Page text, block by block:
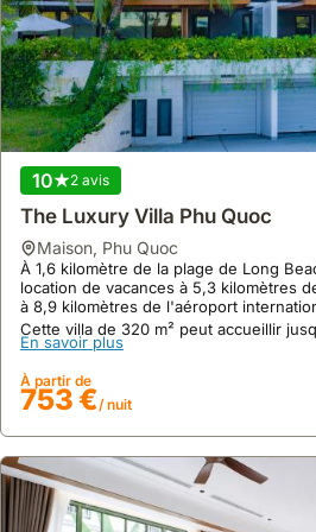
vacances à Phú Quốc offre un accès
international de Phú Quốc, situé à 10
Cette maison de vacances
personnes, propose un jardin, la
des cuisines entièrement équipées
En savoir plus
À partir de
50 €/ nuit
10 2 avis
The Luxury Villa Phu Quoc
maison, Phu Quoc
À 1,6 kilomètre de la plage de Long
location de vacances à 5,3 kilomètres
à 8,9 kilomètres de l'aéroport
Cette villa de 320 m² peut accueillir
ses 4 chambres, 5 salles de bain, une
En savoir plus
À partir de
753 €/ nuit